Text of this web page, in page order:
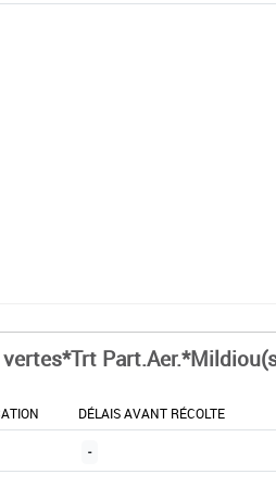
DÉLAIS AVANT RÉCOLTE
-